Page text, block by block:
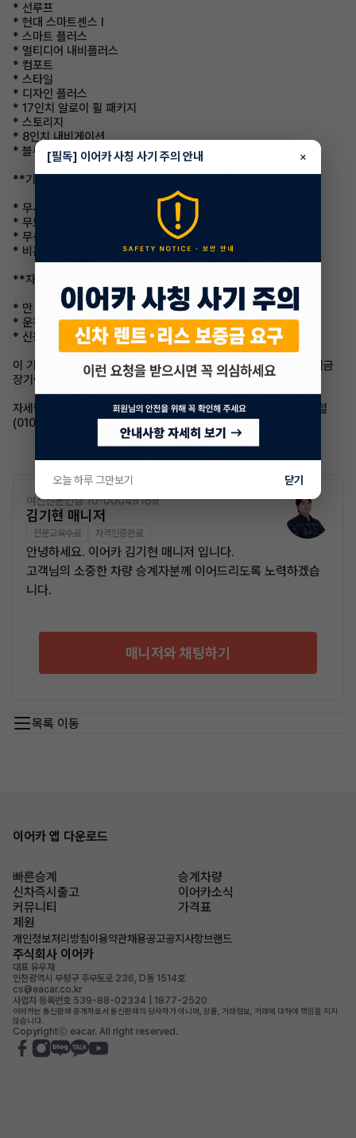
* 선루프
* 현대 스마트센스 I
* 스마트 플러스
* 멀티디어 내비플러스
* 컴포트
* 스타일
* 디자인 플러스
* 17인치 알로이 휠 패키지
* 스토리지
* 8인치 내비게이션
* 블루링크
**기타 특징**
* 무사고
* 무보증
* 무선납
* 비흡연
**자격 요건**
* 만 26세 이상
* 운전면허증 소지
* 신용등급 양호
이 기회를 놓치지 마세요! 저렴하고 우수한 조건의 현대 캐스퍼를 지금
장기렌트로 승계하세요.
자세한 내용은 이어카 앱을 설치하거나 이어카 전문 매니저인 김동철
(010-3922-8208)에게 문의하시기 바랍니다.
여신전문인증 10-00049169
김기현 매니저
전문교육수료 자격인증완료
안녕하세요. 이어카 김기현 매니저 입니다.
고객님의 소중한 차량 승계자분께 이어드리도록 노력하겠습
니다.
매니저와 채팅하기
목록 이동
이어카 앱 다운로드
빠른승계
승계차량
신차즉시출고
이어카소식
커뮤니티
가격표
제원
개인정보처리방침이용약관채용공고공지사항브랜드
주식회사 이어카
대표 유우재
인천광역시 부평구 주부토로 236, D동 1514호
cs@eacar.co.kr
사업자 등록번호 539-88-02334 | 1877-2520
이어카는 통신판매 중개자로서 통신판매의 당사자가 아니며, 상품, 거래정보, 거래에 대하여 책임을 지지
않습니다.
Copyrightⓒ eacar. All right reserved.
[필독] 이어카 사칭 사기 주의 안내 ×
오늘 하루 그만보기 닫기